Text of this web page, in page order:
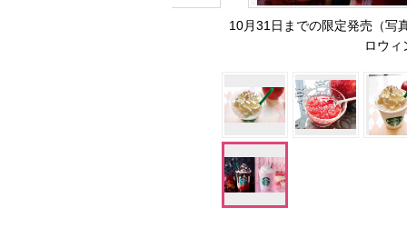
10月31日までの限定発売（写
ロウィ